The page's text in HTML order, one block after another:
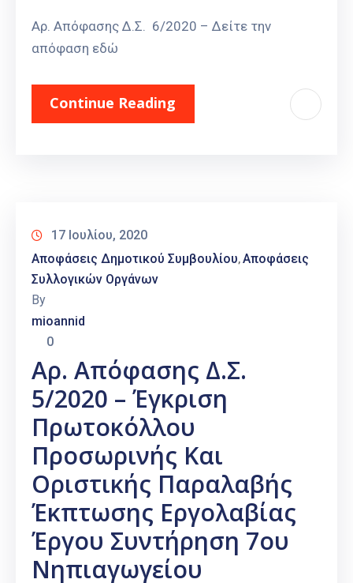
Αρ. Απόφασης Δ.Σ. 6/2020 – Δείτε την
απόφαση εδώ
Continue Reading
17 Ιουλίου, 2020
Αποφάσεις Δημοτικού Συμβουλίου‚Αποφάσεις
Συλλογικών Οργάνων
By
mioannid
0
Αρ. Απόφασης Δ.Σ.
5/2020 – Έγκριση
Πρωτοκόλλου
Προσωρινής Και
Οριστικής Παραλαβής
Έκπτωσης Εργολαβίας
Έργου Συντήρηση 7ου
Νηπιαγωγείου